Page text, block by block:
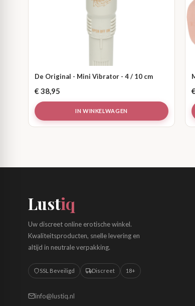
De Original - Mini Vibrator - 4 / 10 cm
€ 38,95
IN WINKELWAGEN
€
Lustiq
Uw discreet online erotische winkel.
Kwaliteitsproducten, snelle levering en
altijd in neutrale verpakking.
SSL Beveiligd Discreet 18+
info@lustiq.nl